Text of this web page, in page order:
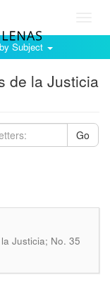
Subject
de la Justicia
Go
Justicia; No. 35